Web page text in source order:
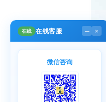
在线 在线客服 ─ ×
微信咨询